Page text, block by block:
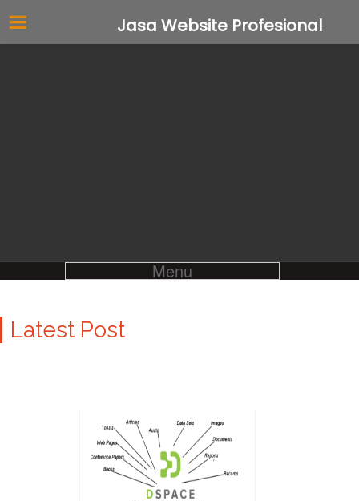
Menu
Latest Post
Jasa Website Profesional